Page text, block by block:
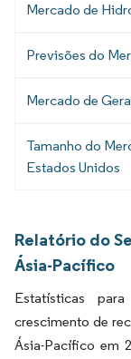
Mercado de
Previsões do
Mercado de
Tamanho do
Estados Unidos
Relatório do
Ásia-Pacífico
Estatísticas
crescimento de
Ásia-Pacífico em